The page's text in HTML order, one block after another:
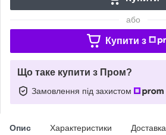
або
Купити з
Що таке купити з Пром?
Замовлення під захистом
Опис Характеристики Доставка